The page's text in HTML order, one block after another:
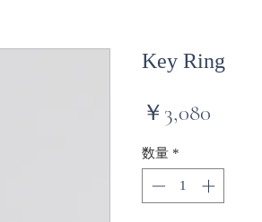
Key Ring
￥3,080
数量 *